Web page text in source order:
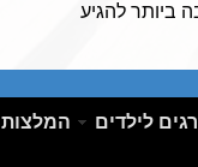
ביותר להגיע
לילדים המלצות